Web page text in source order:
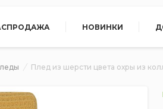
НОВИНКИ
Плед из шерсти цвета охры из